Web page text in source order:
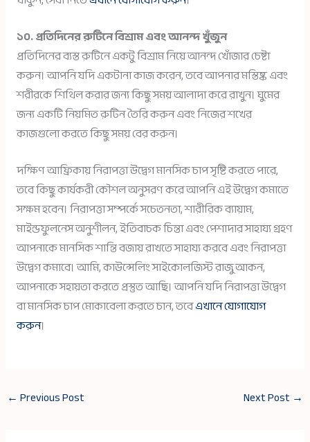
১০. প্রতিদিনের রুটিনে বিশ্রাম এবং আনন্দ খুঁজুন
প্রতিদিনের ব্যস্ত রুটিনে একটু বিশ্রাম নিয়ে আনন্দ খোঁজার চেষ্টা
করুন। আপনি যদি একটানা কাজ করেন, তবে আপনার মস্তিষ্ক এবং
শরীরকে শিথিল করার জন্য কিছু সময় আলাদা করে রাখুন। ঘুমের
জন্য একটি নিয়মিত রুটিন তৈরি করুন এবং নিজের শখের
কাজগুলো করতে কিছু সময় বের করুন।
দক্ষিণ আফ্রিকায় নিরাপত্তা উদ্বেগ মানসিক চাপ সৃষ্টি করতে পারে,
তবে কিছু কার্যকরী কৌশল অনুসরণ করে আপনি এই উদ্বেগ কমাতে
সক্ষম হবেন। নিরাপত্তা সম্পর্কে সচেতনতা, শারীরিক ব্যায়াম,
মাইন্ডফুলনেস অনুশীলন, ইতিবাচক চিন্তা এবং পেশাদার সাহায্য গ্রহণ
আপনাকে মানসিক শান্তি বজায় রাখতে সাহায্য করবে এবং নিরাপত্তা
উদ্বেগ কমাবে। আমি, কাউন্সেলিং সাইকোলজিস্ট রাজু আকন,
আপনাকে সহায়তা করতে প্রস্তুত আছি। আপনি যদি নিরাপত্তা উদ্বেগ
বা মানসিক চাপ মোকাবেলা করতে চান, তবেএখানে যোগাযোগ
করুন।
← Previous Post Next Post →